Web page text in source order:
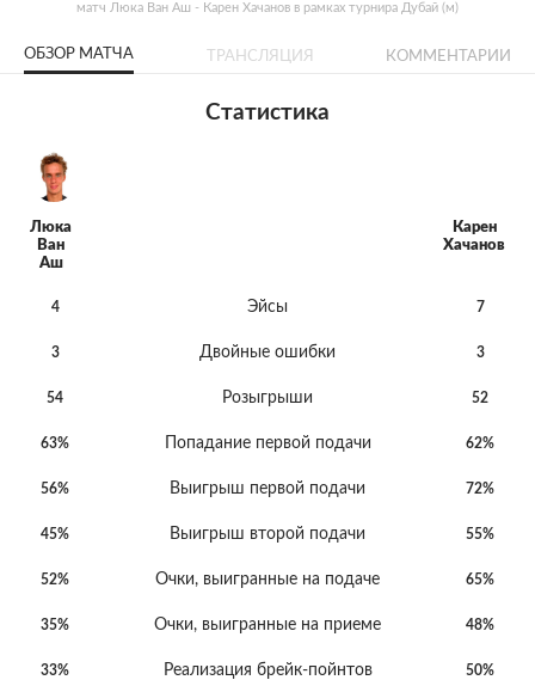
матч Люка Ван Аш - Карен Хачанов в рамках турнира Дубай (м)
ОБЗОР МАТЧА ТРАНСЛЯЦИЯ КОММЕНТАРИИ
Статистика
Люка
Ван
Аш
Карен
Хачанов
4 Эйсы 7
3 Двойные ошибки 3
54 Розыгрыши 52
63% Попадание первой подачи 62%
56% Выигрыш первой подачи 72%
45% Выигрыш второй подачи 55%
52% Очки, выигранные на подаче 65%
35% Очки, выигранные на приеме 48%
33% Реализация брейк-пойнтов 50%